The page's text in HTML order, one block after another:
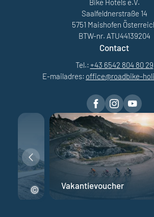
Bike Hotels e.V.
Saalfeldnerstraße 14
5751 Maishofen
BTW-nr. ATU44139204
Contact
Tel.: +43 6542 804 80 29
E-mailadres: office@roadbike-
Vakantievoucher